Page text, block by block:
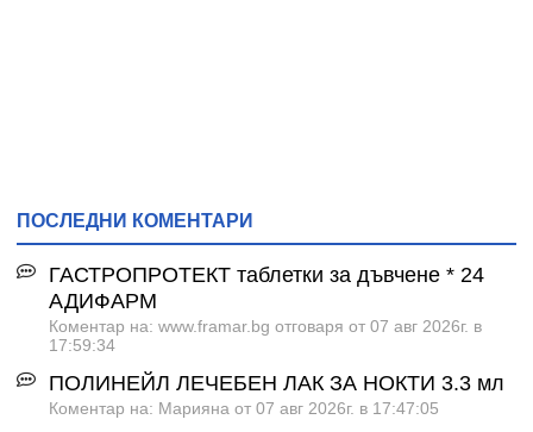
ПОСЛЕДНИ КОМЕНТАРИ
ГАСТРОПРОТЕКТ таблетки за дъвчене * 24
АДИФАРМ
Коментар на: www.framar.bg отговаря от 07 авг 2026г. в
17:59:34
ПОЛИНЕЙЛ ЛЕЧЕБЕН ЛАК ЗА НОКТИ 3.3 мл
Коментар на: Марияна от 07 авг 2026г. в 17:47:05